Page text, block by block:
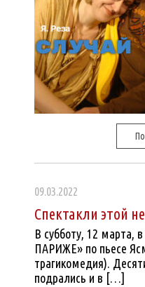
09.03.2022
Спектакли этой
В субботу, 12 марта,
ПАРИЖЕ» по пьесе
трагикомедия).
подрались и в […]